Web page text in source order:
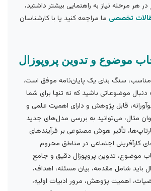
هر مرحله نیاز به راهنمایی بیشتر داشتید،
تخصصی ما مراجعه کنید یا با کارشناسان
موضوع و تدوین پروپوزال
سنگ بنای یک پایان‌نامه موفق است.
دنبال موضوعاتی باشید که نه تنها برای شما
قابل پژوهش و دارای اهمیت علمی و
مثال، می‌توانید به بررسی مدل‌های جدید
تأثیر هوش مصنوعی بر فرآیندهای
کارآفرینی اجتماعی در مناطق محروم
موضوع، تدوین پروپوزال دقیق و جامع
باید شامل مقدمه، بیان مسئله، اهداف،
اهمیت پژوهش، مرور ادبیات اولیه،